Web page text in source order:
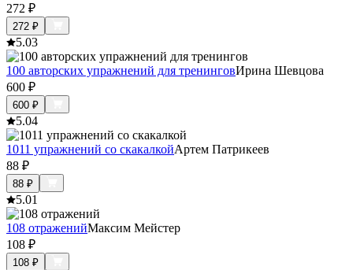
272 ₽
272 ₽
5.03
100 авторских упражнений для тренинговИрина Шевцова
600 ₽
600 ₽
5.04
1011 упражнений со скакалкойАртем Патрикеев
88 ₽
88 ₽
5.01
108 отраженийМаксим Мейстер
108 ₽
108 ₽